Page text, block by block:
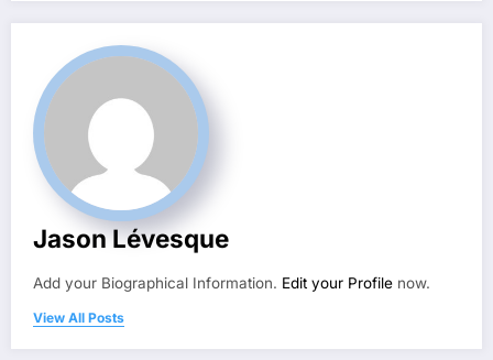
Jason Lévesque
Add your Biographical Information. Edit your Profile now.
View All Posts